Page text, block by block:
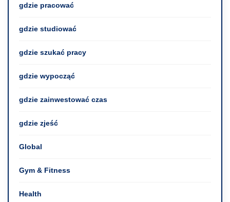
gdzie pracować
gdzie studiować
gdzie szukać pracy
gdzie wypocząć
gdzie zainwestować czas
gdzie zjeść
Global
Gym & Fitness
Health